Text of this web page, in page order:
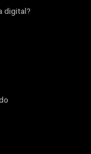
digital?